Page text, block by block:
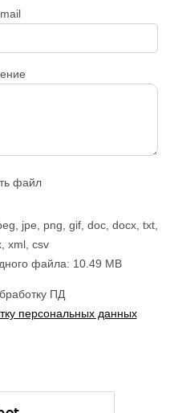
файл
jpe, png, gif, doc, docx, txt,
xml, csv
файла: 10.49 MB
ПД
персональных данных